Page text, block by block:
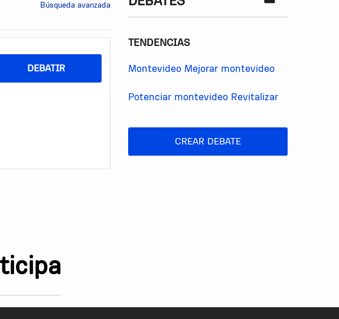
Búsqueda avanzada
DEBATIR
TENDENCIAS
Montevideo Mejorar montevideo
Potenciar montevideo Revitalizar
CREAR DEBATE